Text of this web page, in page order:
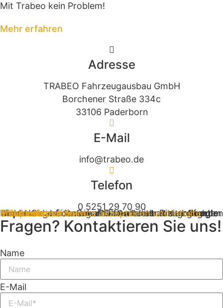
Mit Trabeo kein Problem!
Mehr erfahren
Adresse
TRABEO Fahrzeugausbau GmbH
Borchener Straße 334c
33106 Paderborn
E-Mail
info@trabeo.de
Telefon
0 5251 29 70 90
Sie sehen gerade einen Platzhalterinhalt von
Google Maps
. Um auf den eigentlichen Inhalt zuzugreifen, klicken Sie auf die Schaltfläche unten. Bitte beachten Sie, dass dabei Daten an Drittanbieter weitergegeben werden.
Mehr Informationen
Inhalt entsperren
Erforderlichen Service akzeptieren und Inhalte entsperren
Fragen? Kontaktieren Sie uns!
Name
E-Mail